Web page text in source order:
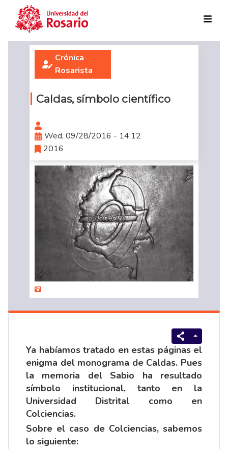
Skip to main content
Crónica
Rosarista
Caldas, símbolo científico
Wed, 09/28/2016 - 14:12
2016
Ya habíamos tratado en estas páginas el
enigma del monograma de Caldas. Pues
la memoria del Sabio ha resultado
símbolo institucional, tanto en la
Universidad Distrital como en
Colciencias.
Sobre el caso de Colciencias, sabemos
lo siguiente: